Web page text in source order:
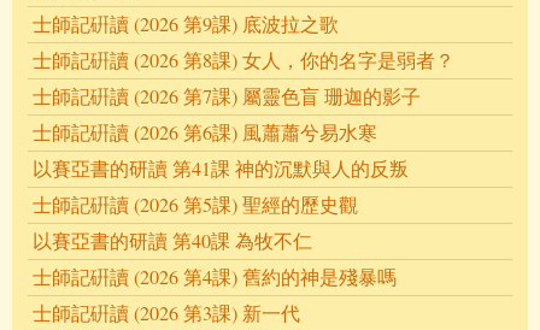
士師記硏讀 (2026 第9課) 底波拉之歌
士師記硏讀 (2026 第8課) 女人，你的名字是弱者？
士師記硏讀 (2026 第7課) 屬靈色盲 珊迦的影子
士師記硏讀 (2026 第6課) 風蕭蕭兮易水寒
以賽亞書的研讀 第41課 神的沉默與人的反叛
士師記硏讀 (2026 第5課) 聖經的歷史觀
以賽亞書的研讀 第40課 為牧不仁
士師記硏讀 (2026 第4課) 舊約的神是殘暴嗎
士師記硏讀 (2026 第3課) 新一代